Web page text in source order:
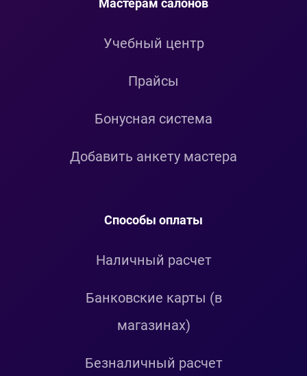
Мастерам салонов
Учебный центр
Прайсы
Бонусная система
Добавить анкету мастера
Способы оплаты
Наличный расчет
Банковские карты (в
магазинах)
Безналичный расчет